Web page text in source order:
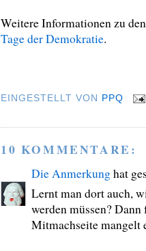
Weitere Informationen zu
Tage der Demokratie.
EINGESTELLT VON PPQ
10 KOMMENTARE:
Die Anmerkunghat
Lernt man dort auch,
werden müssen?
Mitmachseite mangelt